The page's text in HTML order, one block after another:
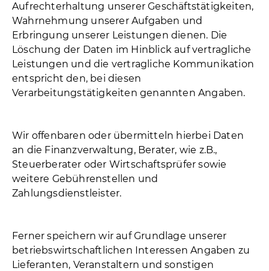
Aufrechterhaltung unserer Geschäftstätigkeiten,
Wahrnehmung unserer Aufgaben und
Erbringung unserer Leistungen dienen. Die
Löschung der Daten im Hinblick auf vertragliche
Leistungen und die vertragliche Kommunikation
entspricht den, bei diesen
Verarbeitungstätigkeiten genannten Angaben.
Wir offenbaren oder übermitteln hierbei Daten
an die Finanzverwaltung, Berater, wie z.B.,
Steuerberater oder Wirtschaftsprüfer sowie
weitere Gebührenstellen und
Zahlungsdienstleister.
Ferner speichern wir auf Grundlage unserer
betriebswirtschaftlichen Interessen Angaben zu
Lieferanten, Veranstaltern und sonstigen